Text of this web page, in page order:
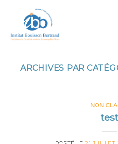
content
ARCHIVES PAR
NON
test